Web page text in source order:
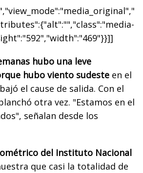
hubo una leve
hubo viento sudeste en el
el cause de salida. Con el
otra vez. "Estamos en el
señalan desde los
del Instituto Nacional
que casi la totalidad de